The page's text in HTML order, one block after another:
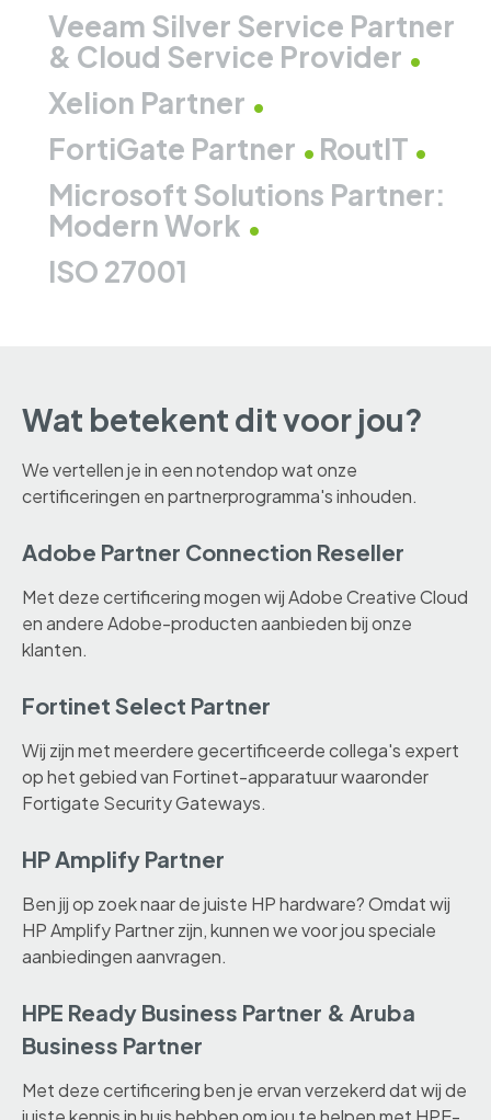
Veeam Silver Service Partner
& Cloud Service Provider
Xelion Partner
FortiGate Partner
RoutIT
Microsoft Solutions Partner:
Modern Work
ISO 27001
Wat betekent dit voor jou?
We vertellen je in een notendop wat onze
certificeringen en partnerprogramma's inhouden.
Adobe Partner Connection Reseller
Met deze certificering mogen wij Adobe Creative Cloud
en andere Adobe-producten aanbieden bij onze
klanten.
Fortinet Select Partner
Wij zijn met meerdere gecertificeerde collega's expert
op het gebied van Fortinet-apparatuur waaronder
Fortigate Security Gateways.
HP Amplify Partner
Ben jij op zoek naar de juiste HP hardware? Omdat wij
HP Amplify Partner zijn, kunnen we voor jou speciale
aanbiedingen aanvragen.
HPE Ready Business Partner & Aruba
Business Partner
Met deze certificering ben je ervan verzekerd dat wij de